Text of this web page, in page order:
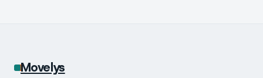
Movelys